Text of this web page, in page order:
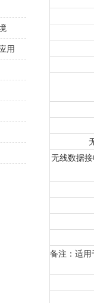
无线数据
备注：适用
用